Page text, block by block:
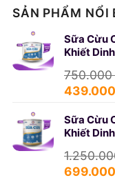
SẢN PHẨM NỔI
Sữa Cừu
Khiết
750.000
Giá
là:
750.000
439.000
Sữa Cừu
Khiết
Giá
699.000